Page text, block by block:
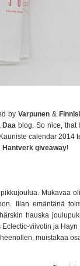
by Varpunen &
Daa blog. So nice, that
calendar 2014
Hantverk giveaway!
Mukavaa
Illan emäntänä
hauska
viivotin ja
muistakaa